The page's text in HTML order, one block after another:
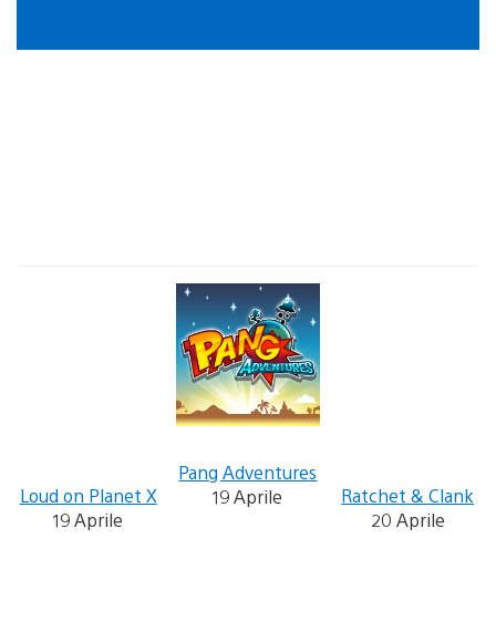
Loud on Planet X
19 Aprile
Pang Adventures
19 Aprile
Ratchet & Clank
20 Aprile